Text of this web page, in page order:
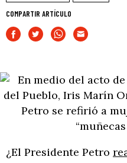
COMPARTIR ARTÍCULO
¿El Presidente Petro